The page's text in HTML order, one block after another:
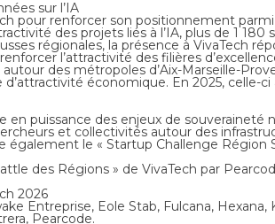
sur l’IA
pour renforcer son positionnement
des projets liés à l’IA, plus de 1
régionales, la présence à VivaTech
l’attractivité des filières
des métropoles d’Aix-Marseille-
d’attractivité économique. En 2025,
puissance des enjeux de souveraineté
et collectivités autour des
le « Startup Challenge Région
des Régions » de VivaTech par
2026
Entreprise, Eole Stab, Fulcana,
Pearcode.